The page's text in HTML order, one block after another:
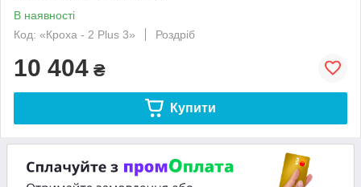
В наявності
Код: «Кроха - 2 Plus 3»
Роздріб
10 404 ₴
Купити